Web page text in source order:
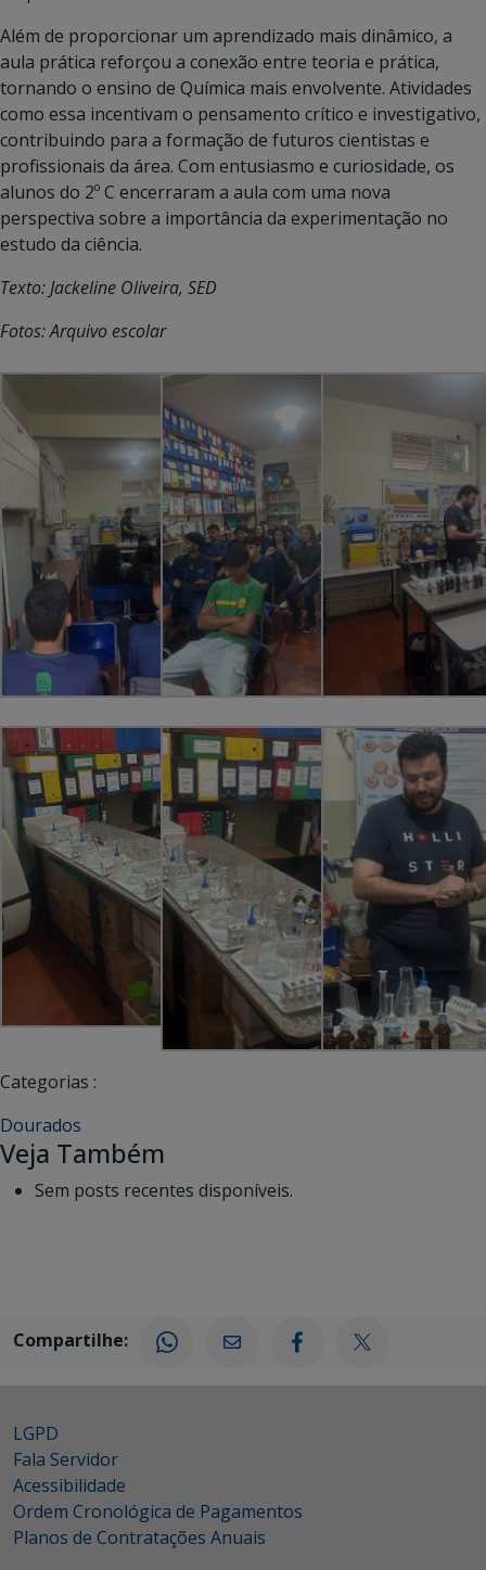
Além de proporcionar um aprendizado mais dinâmico, a
aula prática reforçou a conexão entre teoria e prática,
tornando o ensino de Química mais envolvente. Atividades
como essa incentivam o pensamento crítico e investigativo,
contribuindo para a formação de futuros cientistas e
profissionais da área. Com entusiasmo e curiosidade, os
alunos do 2º C encerraram a aula com uma nova
perspectiva sobre a importância da experimentação no
estudo da ciência.
Texto: Jackeline Oliveira, SED
Fotos: Arquivo escolar
Categorias :
Dourados
Veja Também
Sem posts recentes disponíveis.
Compartilhe:
LGPD
Fala Servidor
Acessibilidade
Ordem Cronológica de Pagamentos
Planos de Contratações Anuais